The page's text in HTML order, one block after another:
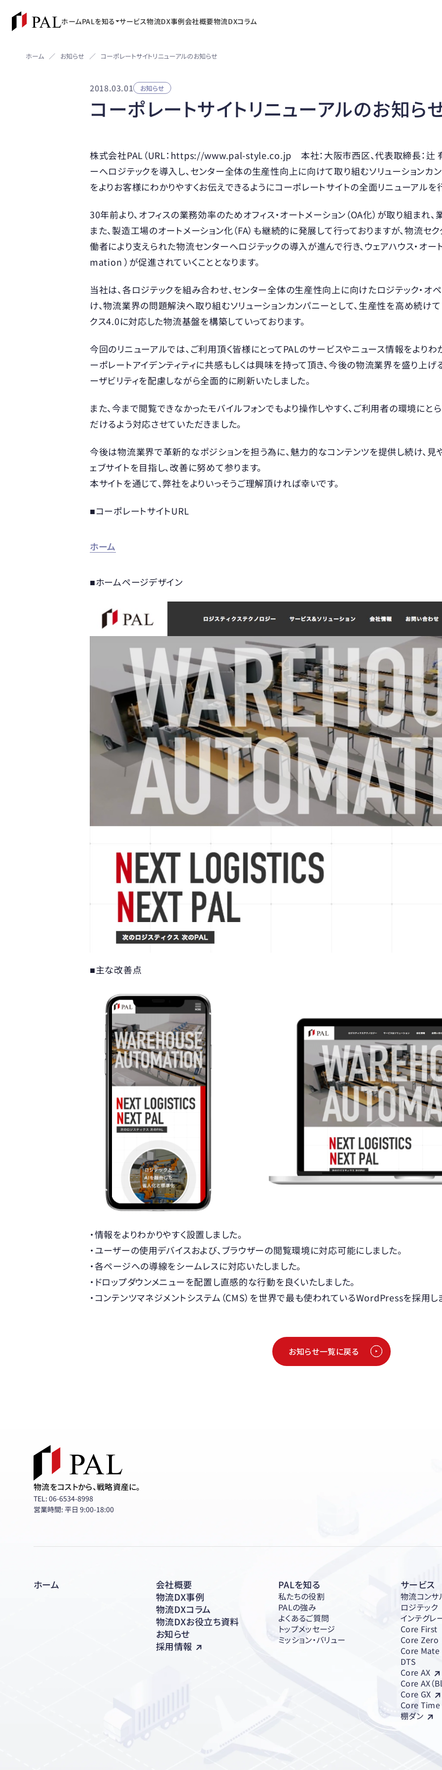
ホームPALを知る サービス物流DX事例会社概要物流DXコラム
ホーム ／ お知らせ ／ コーポレートサイトリニューアルのお知らせ
2018.03.01 お知らせ
コーポレートサイトリニューアルのお知ら
株式会社PAL（URL：https://www.pal-style.co.jp 本社：大阪市西区、代表取締長：辻 有
ーへロジテックを導入し、センター全体の生産性向上に向けて取り組むソリューションカ
をよりお客様にわかりやすくお伝えできるようにコーポレートサイトの全面リニューアルを
30年前より、オフィスの業務効率のためオフィス・オートメーション（OA化）が取り組まれ
また、製造工場のオートメーション化（FA）も継続的に発展して行っておりますが、物流セ
働者により支えられた物流センターへロジテックの導入が進んで行き、ウェアハウス・オ
mation ）が促進されていくこととなります。
当社は、各ロジテックを組み合わせ、センター全体の生産性向上に向けたロジテック・オ
け、物流業界の問題解決へ取り組むソリューションカンパニーとして、生産性を高め続け
クス4.0に対応した物流基盤を構築していっております。
今回のリニューアルでは、ご利用頂く皆様にとってPALのサービスやニュース情報をよりわ
ーポレートアイデンティティに共感もしくは興味を持って頂き、今後の物流業界を盛り上
ーザビリティを配慮しながら全面的に刷新いたしました。
また、今まで閲覧できなかったモバイルフォンでもより操作しやすく、ご利用者の環境にと
だけるよう対応させていただきました。
今後は物流業界で革新的なポジションを担う為に、魅力的なコンテンツを提供し続け、見
ェブサイトを目指し、改善に努めて参ります。
本サイトを通じて、弊社をよりいっそうご理解頂ければ幸いです。
■コーポレートサイトURL
ホーム
■ホームページデザイン
■主な改善点
・情報をよりわかりやすく設置しました。
・ユーザーの使用デバイスおよび、ブラウザーの閲覧環境に対応可能にしました。
・各ページへの導線をシームレスに対応いたしました。
・ドロップダウンメニューを配置し直感的な行動を良くいたしました。
・コンテンツマネジメントシステム（CMS）を世界で最も使われているWordPressを採用し
お知らせ一覧に戻る
物流をコストから、戦略資産に。
TEL: 06-6534-8998
営業時間: 平日 9:00-18:00
ホーム
会社概要
物流DX事例
物流DXコラム
物流DXお役立ち資料
お知らせ
採用情報
PALを知る
私たちの役割
PALの強み
よくあるご質問
トップメッセージ
ミッション・バリュー
サービス
物流コンサ
ロジテック
インテグレ
Core First
Core Zero
Core Mate
DTS
Core AX
Core AX（
Core GX
Core Time
棚ダン